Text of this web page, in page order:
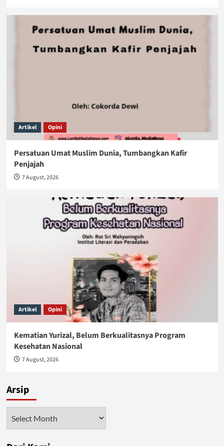
Artikel Opini
Persatuan Umat Muslim Dunia, Tumbangkan Kafir
Penjajah
7 August, 2026
Artikel Opini
Kematian Yurizal, Belum Berkualitasnya Program
Kesehatan Nasional
7 August, 2026
Arsip